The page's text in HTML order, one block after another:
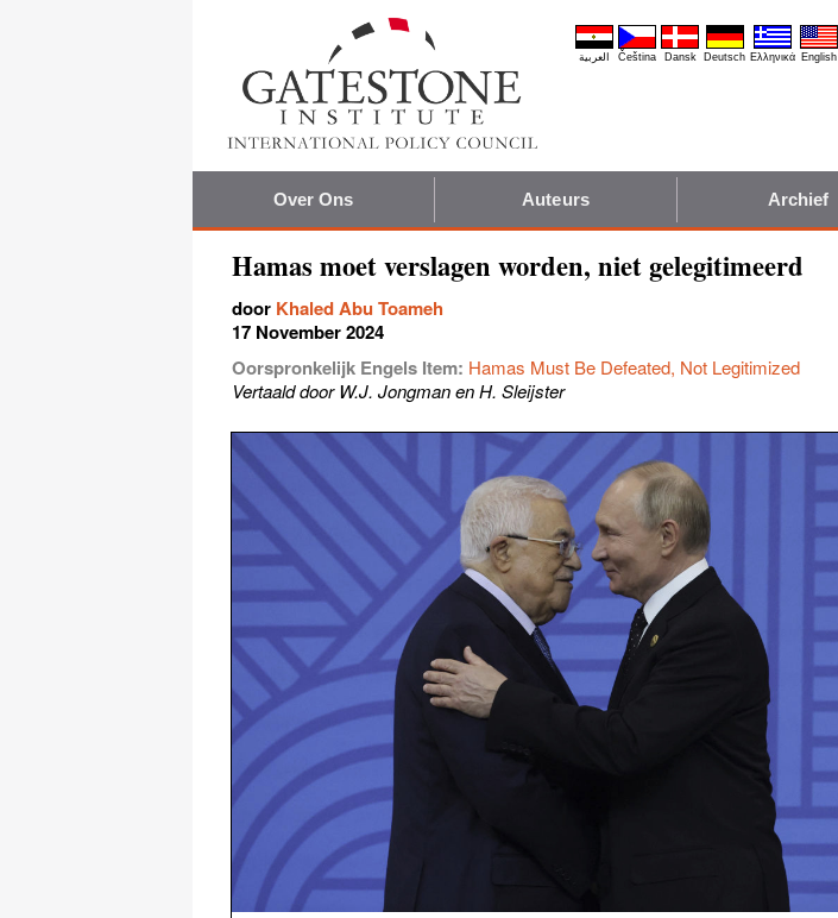
العربية Čeština Dansk Deutsch Ελληνικά English
Over Ons Auteurs Archief
Hamas moet verslagen worden, niet gelegitimeerd
door Khaled Abu Toameh
17 November 2024
Oorspronkelijk Engels Item: Hamas Must Be Defeated, Not Legitimized
Vertaald door W.J. Jongman en H. Sleijster